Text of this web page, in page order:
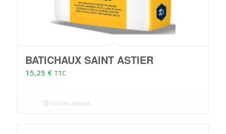
BATICHAUX SAINT ASTIER
15,25 € TTC
Voir les détails